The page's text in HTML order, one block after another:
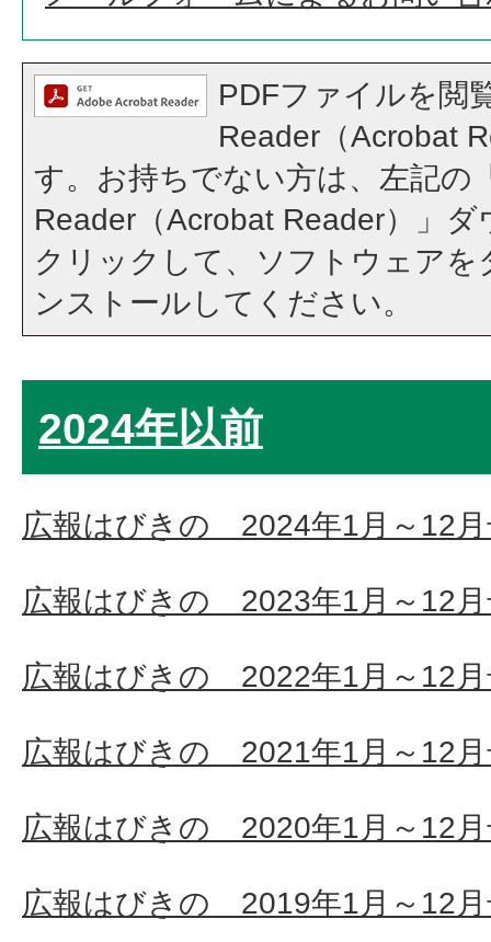
PDFファイルを閲
Reader（Acrobat
す。お持ちでない方は、左記の
Reader（Acrobat Reader）」
クリックして、ソフトウェア
ンストールしてください。
2024年以前
広報はびきの 2024年1月～12
広報はびきの 2023年1月～12
広報はびきの 2022年1月～12
広報はびきの 2021年1月～12
広報はびきの 2020年1月～12
広報はびきの 2019年1月～12